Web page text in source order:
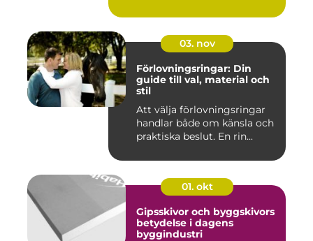
03. nov
Förlovningsringar: Din
guide till val, material och
stil
Att välja förlovningsringar
handlar både om känsla och
praktiska beslut. En rin...
01. okt
Gipsskivor och byggskivors
betydelse i dagens
byggindustri